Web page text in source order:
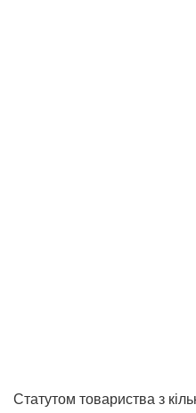
Статутом товариства з